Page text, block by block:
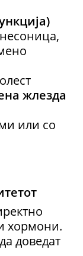
жлезда
или со
хормони.
доведат